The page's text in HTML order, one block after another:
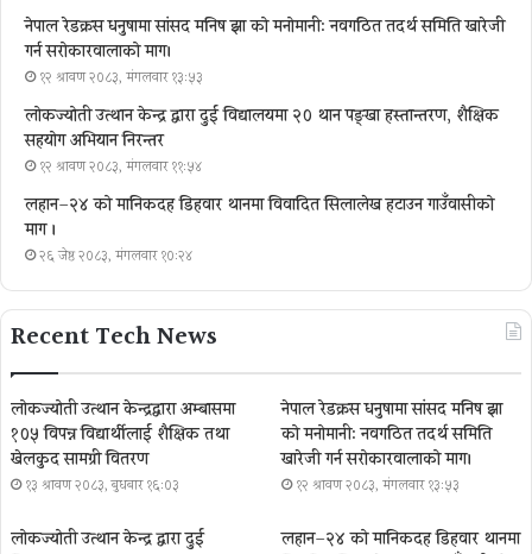
नेपाल रेडक्रस धनुषामा सांसद मनिष झा को मनोमानी: नवगठित तदर्थ समिति खारेजी
गर्न सरोकारवालाको माग।
१२ श्रावण २०८३, मंगलवार १३:५३
लोकज्योती उत्थान केन्द्र द्वारा दुई विद्यालयमा २० थान पङ्खा हस्तान्तरण, शैक्षिक
सहयोग अभियान निरन्तर
१२ श्रावण २०८३, मंगलवार ११:५४
लहान–२४ को मानिकदह डिहवार थानमा विवादित सिलालेख हटाउन गाउँवासीको
माग ।
२६ जेष्ठ २०८३, मंगलवार १०:२४
Recent Tech News
लोकज्योती उत्थान केन्द्रद्वारा अम्बासमा
१०५ विपन्न विद्यार्थीलाई शैक्षिक तथा
खेलकुद सामग्री वितरण
१३ श्रावण २०८३, बुधबार १६:०३
नेपाल रेडक्रस धनुषामा सांसद मनिष झा
को मनोमानी: नवगठित तदर्थ समिति
खारेजी गर्न सरोकारवालाको माग।
१२ श्रावण २०८३, मंगलवार १३:५३
लोकज्योती उत्थान केन्द्र द्वारा दुई
लहान–२४ को मानिकदह डिहवार थानमा